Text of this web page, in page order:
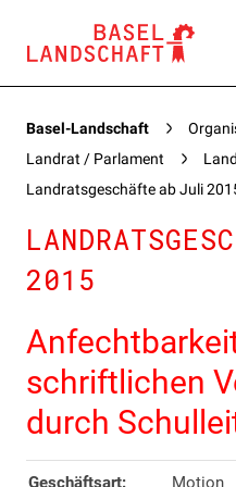
Basel-Landschaft
Landrat / Parlament
Landratsgeschäfte ab Juli
2015